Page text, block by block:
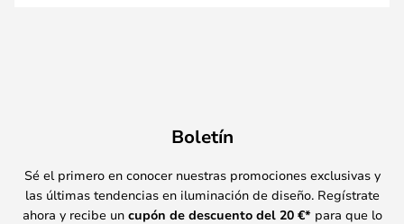
Boletín
Sé el primero en conocer nuestras promociones exclusivas y
las últimas tendencias en iluminación de diseño. Regístrate
ahora y recibe un cupón de descuento del 20 €* para que lo